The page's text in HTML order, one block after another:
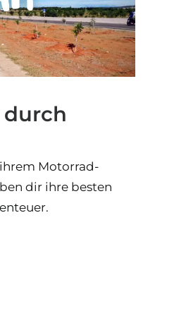
Motorrad-
dir ihre besten